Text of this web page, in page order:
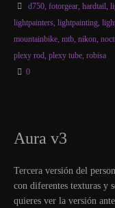
d750, fotorgear, hardtail,
lightpainters lightpainting
mountainbike mtb nikon
plexy rod plexy tube robisa
0
Aura v3
Tercera versión del
con diferentes texturas y
quieres ver la versión